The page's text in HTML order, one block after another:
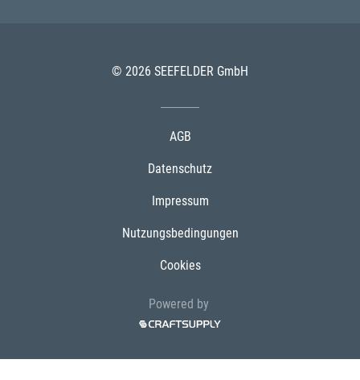
© 2026 SEEFELDER GmbH
AGB
Datenschutz
Impressum
Nutzungsbedingungen
Cookies
Powered by